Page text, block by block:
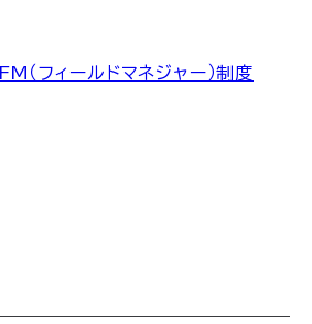
FM（フィールドマネジャー）制度